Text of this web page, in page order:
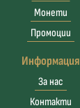
Монети
Промоции
Информация
За нас
Контакти